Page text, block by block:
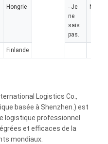
Hongrie
- Je
ne
sais
pas.
Finlande
Logistics Co.,
basée à Shenzhen.) est
logistique professionnel
et efficaces de la
mondiaux.